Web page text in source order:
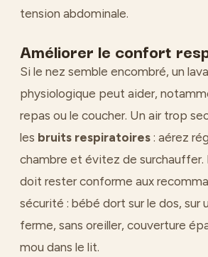
tension abdominale.
Améliorer le confort
Si le nez semble encombré, un
physiologique peut aider,
repas ou le coucher. Un air trop
les bruits respiratoires : aérez
chambre et évitez de surchauffer.
doit rester conforme aux
sécurité : bébé dort sur le dos, sur
ferme, sans oreiller, couverture
mou dans le lit.